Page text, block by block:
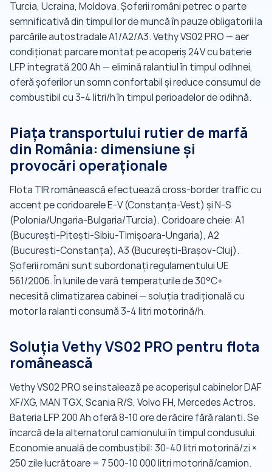
Turcia, Ucraina, Moldova. Șoferii români petrec o parte
semnificativă din timpul lor de muncă în pauze obligatorii la
parcările autostradale A1/A2/A3. Vethy VS02 PRO — aer
condiționat parcare montat pe acoperiș 24V cu baterie
LFP integrată 200 Ah — elimină ralantiul în timpul odihnei,
oferă șoferilor un somn confortabil și reduce consumul de
combustibil cu 3-4 litri/h în timpul perioadelor de odihnă.
Piața transportului rutier de marfă
din România: dimensiune și
provocări operaționale
Flota TIR românească efectuează cross-border traffic cu
accent pe coridoarele E-V (Constanța-Vest) și N-S
(Polonia/Ungaria-Bulgaria/Turcia). Coridoare cheie: A1
(București-Pitești-Sibiu-Timișoara-Ungaria), A2
(București-Constanța), A3 (București-Brașov-Cluj).
Șoferii români sunt subordonați regulamentului UE
561/2006. În lunile de vară temperaturile de 30°C+
necesită climatizarea cabinei — soluția tradițională cu
motor la ralanti consumă 3-4 litri motorină/h.
Soluția Vethy VS02 PRO pentru flota
românească
Vethy VS02 PRO se instalează pe acoperișul cabinelor DAF
XF/XG, MAN TGX, Scania R/S, Volvo FH, Mercedes Actros.
Bateria LFP 200 Ah oferă 8-10 ore de răcire fără ralanti. Se
încarcă de la alternatorul camionului în timpul condusului.
Economie anuală de combustibil: 30-40 litri motorină/zi ×
250 zile lucrătoare = 7 500-10 000 litri motorină/camion.